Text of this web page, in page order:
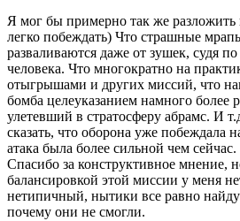
Я мог бы примерно так же
легко побеждать) Что страшные
разваливаются даже от зушек, судя
человека. Что многократно на
отыгрышами и других миссий, что
бомба целеуказанием намного более
улетевший в стратосферу абрамс. И
сказать, что оборона уже побеждала
атака была более сильной чем сейчас.
Спасибо за конструктивное мнение,
балансировкой этой миссии у меня
нетипичный, нытики все равно
почему они не смогли.